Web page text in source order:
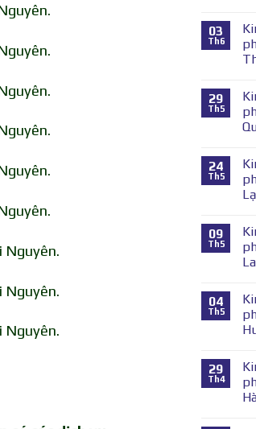
Nguyên.
Nguyên.
Nguyên.
03
Th6
29
Th5
24
Th5
09
Th5
04
Th5
29
Th4